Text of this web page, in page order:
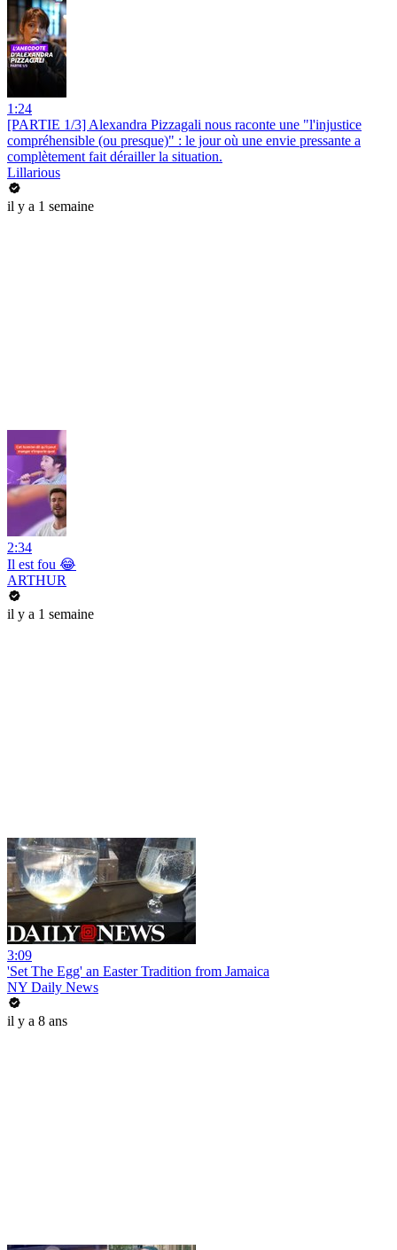
1:24
[PARTIE 1/3] Alexandra Pizzagali nous raconte une "l'injustice
compréhensible (ou presque)" : le jour où une envie pressante a
complètement fait dérailler la situation.
Lillarious
il y a 1 semaine
2:34
Il est fou 😂
ARTHUR
il y a 1 semaine
3:09
'Set The Egg' an Easter Tradition from Jamaica
NY Daily News
il y a 8 ans